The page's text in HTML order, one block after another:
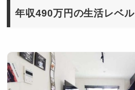
年収490万円の生活レベル